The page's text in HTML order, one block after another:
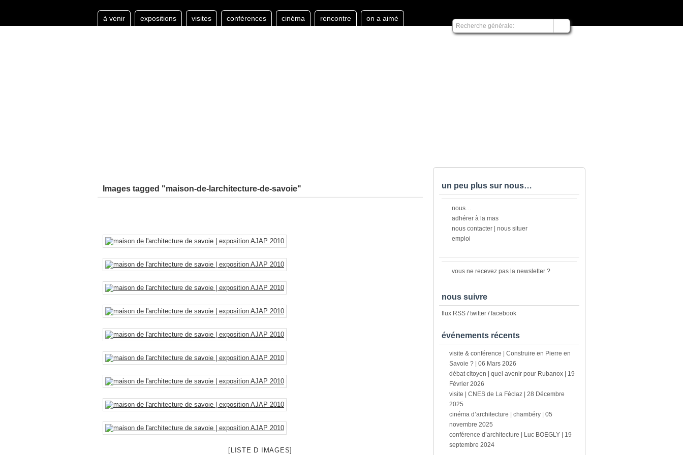
à venir expositions visites conférences cinéma rencontre on a aimé
Images tagged "maison-de-larchitecture-de-savoie"
[LISTE D IMAGES]
un peu plus sur nous…
nous…
adhérer à la mas
nous contacter | nous situer
emploi
vous ne recevez pas la newsletter ?
nous suivre
flux RSS /twitter /facebook
événements récents
visite & conférence | Construire en Pierre en
Savoie ? | 06 Mars 2026
débat citoyen | quel avenir pour Rubanox | 19
Février 2026
visite | CNES de La Féclaz | 28 Décembre
2025
cinéma d’architecture | chambéry | 05
novembre 2025
conférence d’architecture | Luc BOEGLY | 19
septembre 2024